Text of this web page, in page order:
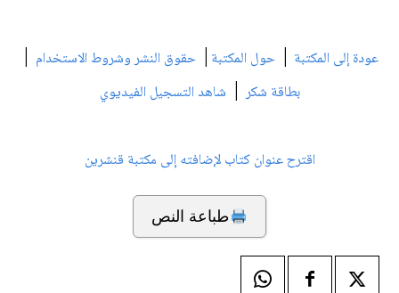
عودة إلى المكتبة | حول المكتبة | حقوق النشر وشروط الاستخدام |
بطاقة شكر| شاهد التسجيل الفيديوي
اقترح عنوان كتاب لإضافته إلى مكتبة قنشرين
طباعة النص